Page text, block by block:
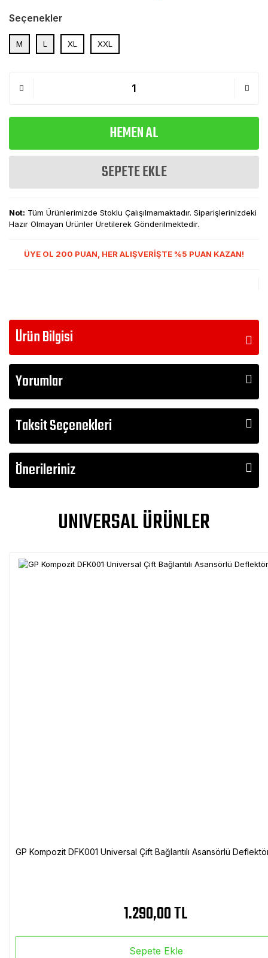
Seçenekler
M L XL XXL
HEMEN AL
SEPETE EKLE
Not: Tüm Ürünlerimizde Stoklu Çalışılmamaktadır. Siparişlerinizdeki
Hazır Olmayan Ürünler Üretilerek Gönderilmektedir.
ÜYE OL 200 PUAN, HER ALIŞVERİŞTE %5 PUAN KAZAN!
Ürün Bilgisi
Yorumlar
Taksit Seçenekleri
Önerileriniz
UNIVERSAL ÜRÜNLER
GP Kompozit DFK001 Universal Çift Bağlantılı Asansörlü
1.290,00 TL
Sepete Ekle